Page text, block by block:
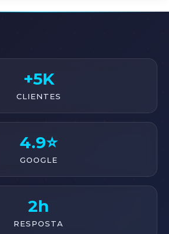
+5K
CLIENTES
4.9⭐
GOOGLE
2h
RESPOSTA